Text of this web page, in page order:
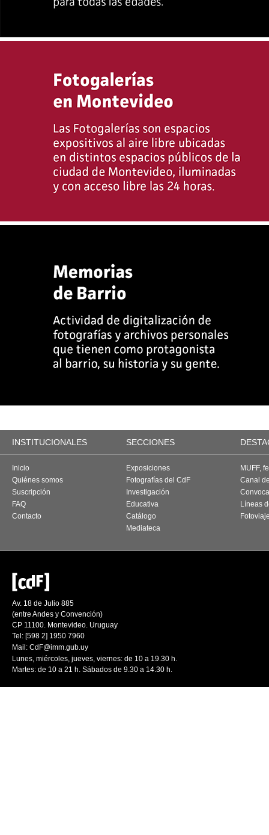
INSTITUCIONALES SECCIONES
Inicio
Quiénes somos
Suscripción
FAQ
Contacto
Exposiciones
Fotografías del CdF
Investigación
Educativa
Catálogo
Mediateca
MUFF,
Canal
Líneas
Av. 18 de Julio 885
(entre Andes y Convención)
CP 11100. Montevideo. Uruguay
Tel: [598 2] 1950 7960
Mail: CdF@imm.gub.uy
Lunes, miércoles, jueves, viernes: de 10 a 19.30 h.
Martes: de 10 a 21 h. Sábados de 9.30 a 14.30 h.